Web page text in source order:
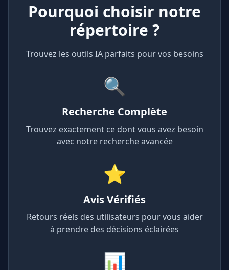
Pourquoi choisir notre
répertoire ?
Trouvez les outils IA parfaits pour vos besoins
🔍
Recherche Complète
Trouvez exactement ce dont vous avez besoin
avec notre recherche avancée
⭐
Avis Vérifiés
Retours réels des utilisateurs pour vous aider
à prendre des décisions éclairées
📊